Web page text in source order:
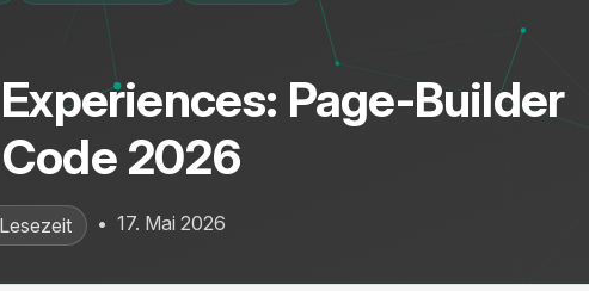
Page-Builder
2026
• 17. Mai 2026